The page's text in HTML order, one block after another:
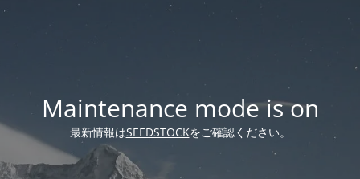
Maintenance mode is on
最新情報はSEEDSTOCKをご確認ください。